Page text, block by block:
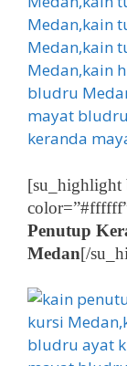
[su_highlight
Penutup
Medan[/